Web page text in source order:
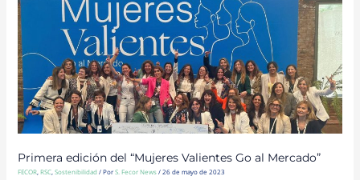
Primera edición del “Mujeres Valientes Go al Mercado”
FECOR ,RSC ,Sostenibilidad/ PorS. Fecor News/26 de mayo de 2023
DEL
“MUJERES
VALIENTES
GO
MERCADO”